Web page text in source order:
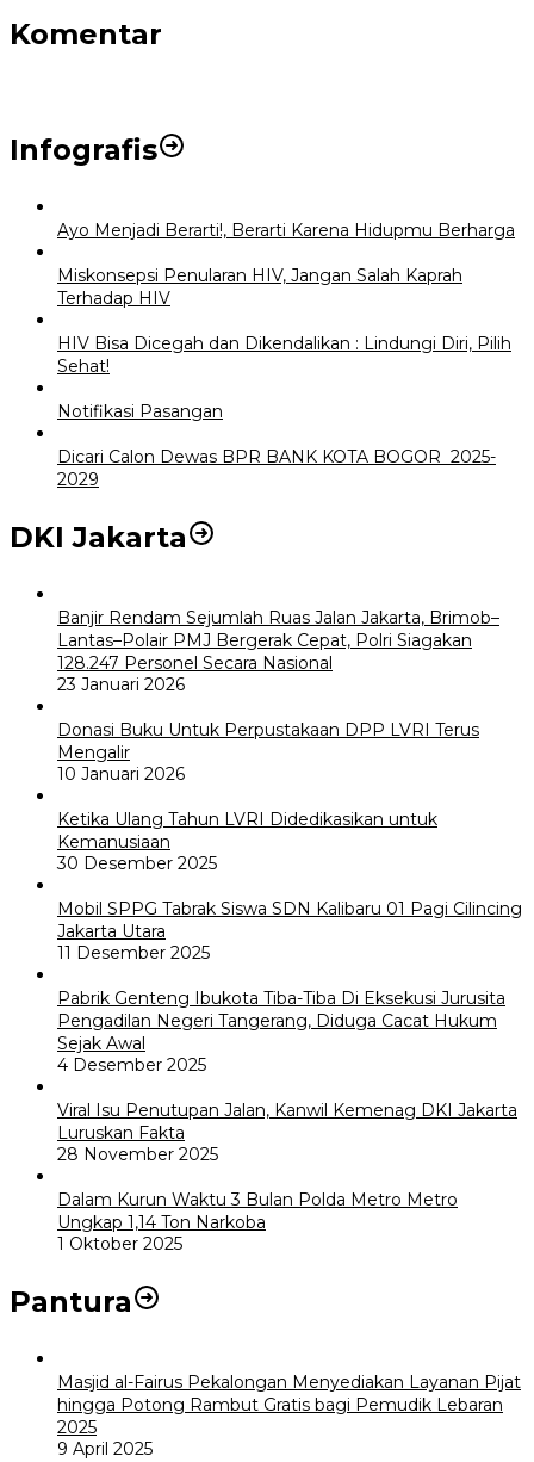
Komentar
Infografis
Ayo Menjadi Berarti!, Berarti Karena Hidupmu Berharga
Miskonsepsi Penularan HIV, Jangan Salah Kaprah
Terhadap HIV
HIV Bisa Dicegah dan Dikendalikan : Lindungi Diri, Pilih
Sehat!
Notifikasi Pasangan
Dicari Calon Dewas BPR BANK KOTA BOGOR 2025-
2029
DKI Jakarta
Banjir Rendam Sejumlah Ruas Jalan Jakarta, Brimob–
Lantas–Polair PMJ Bergerak Cepat, Polri Siagakan
128.247 Personel Secara Nasional
23 Januari 2026
Donasi Buku Untuk Perpustakaan DPP LVRI Terus
Mengalir
10 Januari 2026
Ketika Ulang Tahun LVRI Didedikasikan untuk
Kemanusiaan
30 Desember 2025
Mobil SPPG Tabrak Siswa SDN Kalibaru 01 Pagi Cilincing
Jakarta Utara
11 Desember 2025
Pabrik Genteng Ibukota Tiba-Tiba Di Eksekusi Jurusita
Pengadilan Negeri Tangerang, Diduga Cacat Hukum
Sejak Awal
4 Desember 2025
Viral Isu Penutupan Jalan, Kanwil Kemenag DKI Jakarta
Luruskan Fakta
28 November 2025
Dalam Kurun Waktu 3 Bulan Polda Metro Metro
Ungkap 1,14 Ton Narkoba
1 Oktober 2025
Pantura
Masjid al-Fairus Pekalongan Menyediakan Layanan Pijat
hingga Potong Rambut Gratis bagi Pemudik Lebaran
2025
9 April 2025